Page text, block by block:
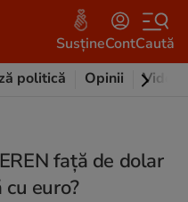
SusțineContCaută
politică Opinii Video
față de dolar
euro?